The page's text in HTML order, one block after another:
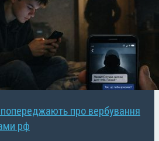
попереджають про вербування
рф